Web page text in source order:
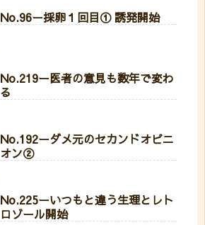
No.96ー採卵１回目① 誘発開始
No.219ー医者の意見も数年で変わ
る
No.192ーダメ元のセカンドオピニ
オン②
No.225ーいつもと違う生理とレト
ロゾール開始